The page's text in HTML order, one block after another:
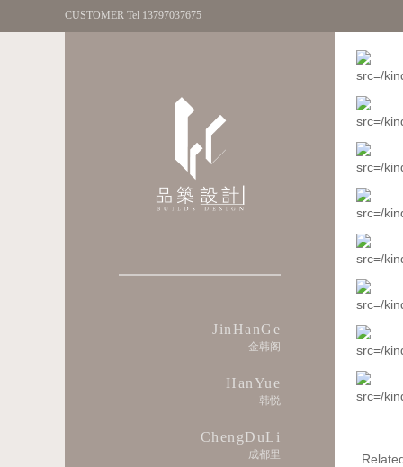
CUSTOMER Tel 13797037675
JinHanGe
金韩阁
HanYue
韩悦
ChengDuLi
成都里